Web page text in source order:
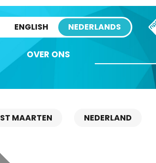
ENGLISH NEDERLANDS
OVER ONS
ST MAARTEN NEDERLAND